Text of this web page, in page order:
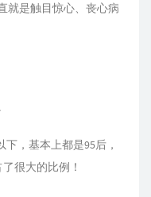
就是触目惊心、丧心病
，基本上都是95后，
很大的比例！